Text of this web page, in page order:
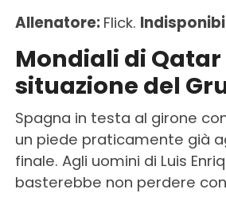
Allenatore: Flick.
Mondiali di Qatar
situazione del
Spagna in testa al girone
un piede praticamente già
finale. Agli uomini di Luis
basterebbe non perdere